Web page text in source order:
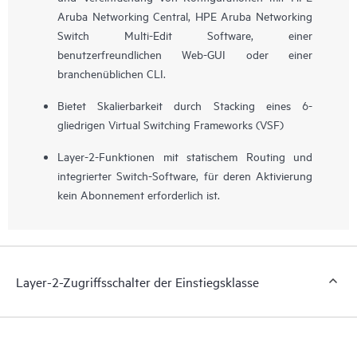
Aruba Networking Central , HPE Aruba Networking
Switch Multi-Edit Software, einer
benutzerfreundlichen Web-GUI oder einer
branchenüblichen CLI.
Bietet Skalierbarkeit durch Stacking eines 6-
gliedrigen Virtual Switching Frameworks (VSF)
Layer-2-Funktionen mit statischem Routing und
integrierter Switch-Software, für deren Aktivierung
kein Abonnement erforderlich ist.
Layer-2-Zugriffsschalter der Einstiegsklasse